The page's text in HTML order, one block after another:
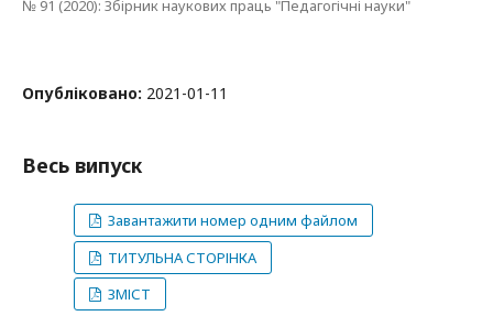
№ 91 (2020): Збірник наукових праць "Педагогічні науки"
Опубліковано: 2021-01-11
Весь випуск
Завантажити номер одним файлом
ТИТУЛЬНА СТОРІНКА
ЗМІСТ